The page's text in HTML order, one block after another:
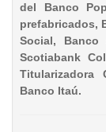
del Banco
prefabricados,
Social, Banco
Scotiabank
Titularizadora
Banco Itaú.